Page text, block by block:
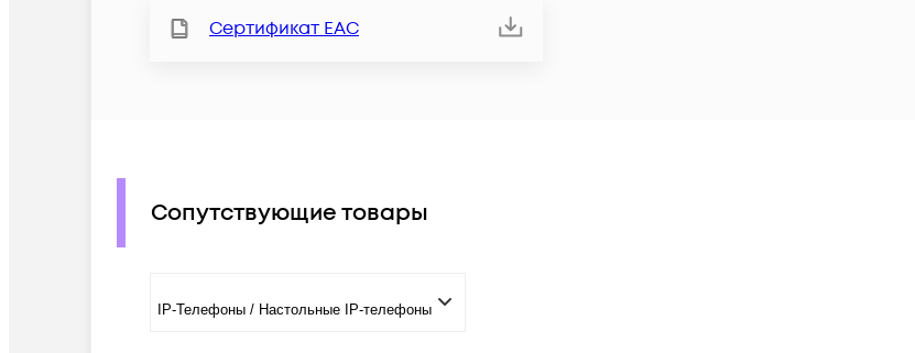
Сертификат ЕАС
Сопутствующие товары
IP-Телефоны / Настольные IP-телефоны